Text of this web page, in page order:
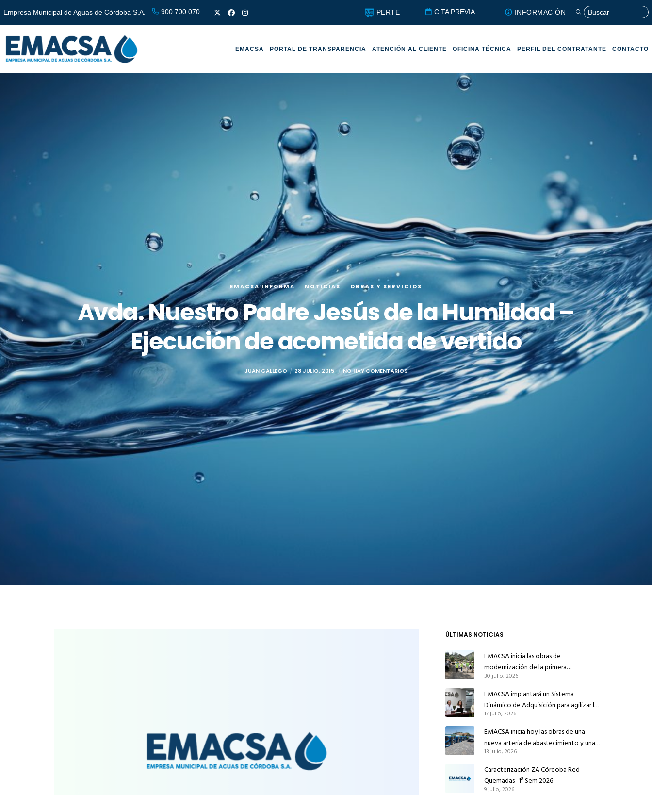
Empresa Municipal de Aguas de Córdoba S.A. 900 700 070 PERTE CITA PREVIA INFORMACIÓN
EMACSA PORTAL DE TRANSPARENCIA ATENCIÓN AL CLIENTE OFICINA TÉCNICA PERFIL DEL CONTRATANTE CONTACTO
EMACSA INFORMA NOTICIAS OBRAS Y SERVICIOS
Avda. Nuestro Padre Jesús de la Humildad –
Ejecución de acometida de vertido
JUAN GALLEGO 28 JULIO, 2015 NO HAY COMENTARIOS
ÚLTIMAS NOTICIAS
EMACSA inicia las obras de
modernización de la primera
conducción de abastecimiento para
reforzar el suministro de agua de
Córdoba
30 julio, 2026
EMACSA implantará un Sistema
Dinámico de Adquisición para agilizar la
contratación de obras en sus redes e
instalaciones
17 julio, 2026
EMACSA inicia hoy las obras de una
nueva arteria de abastecimiento y una
red de agua no potable en Ingeniero
Ruiz de Azúa
13 julio, 2026
Caracterización ZA Córdoba Red
Quemadas- 1ª Sem 2026
9 julio, 2026